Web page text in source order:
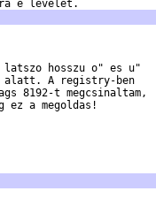
hosszu o" es u"
alatt. A registry-ben
8192-t megcsinaltam,
a megoldas!